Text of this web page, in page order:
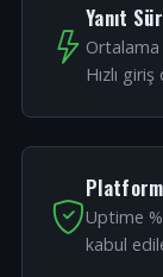
Yanıt
Ortalama
Hızlı
Uptime
kabul